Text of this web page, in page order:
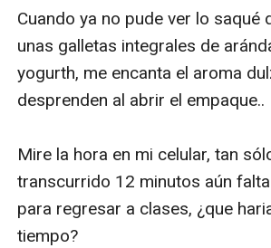
Cuando ya no pude ver lo saqué
unas galletas integrales de
yogurth, me encanta el aroma
desprenden al abrir el empaque..
Mire la hora en mi celular, tan
transcurrido 12 minutos aún
para regresar a clases, ¿que
tiempo?